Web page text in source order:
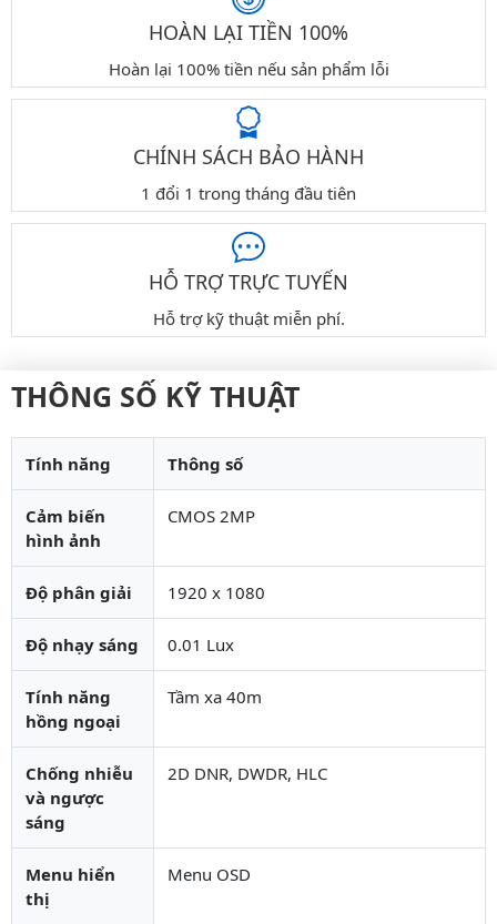
HOÀN LẠI TIỀN 100%
Hoàn lại 100% tiền nếu sản phẩm lỗi
CHÍNH SÁCH BẢO HÀNH
1 đổi 1 trong tháng đầu tiên
HỖ TRỢ TRỰC TUYẾN
Hỗ trợ kỹ thuật miễn phí.
THÔNG SỐ KỸ THUẬT
Tính năng Thông số
Cảm biến
hình ảnh
CMOS 2MP
Độ phân giải 1920 x 1080
Độ nhạy sáng 0.01 Lux
Tính năng
hồng ngoại
Tầm xa 40m
Chống nhiễu
và ngược
sáng
2D DNR, DWDR, HLC
Menu hiển
thị
Menu OSD